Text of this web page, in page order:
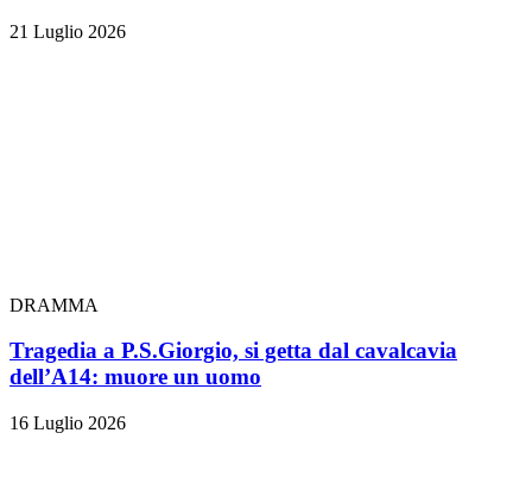
21 Luglio 2026
DRAMMA
Tragedia a P.S.Giorgio, si getta dal cavalcavia
dell’A14: muore un uomo
16 Luglio 2026